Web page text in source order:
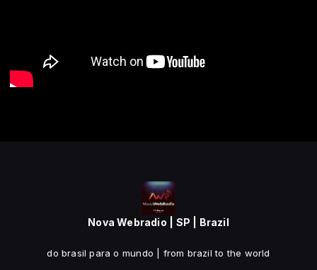
Nova Webradio | SP | Brazil
do brasil para o mundo | from brazil to the world